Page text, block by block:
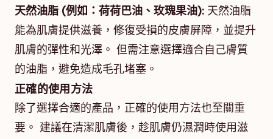
天然油脂 (例如：荷荷巴油、玫瑰果油): 天然油脂
能為肌膚提供滋養，修復受損的皮膚屏障，並提升
肌膚的彈性和光澤。 但需注意選擇適合自己膚質
的油脂，避免造成毛孔堵塞。
正確的使用方法
除了選擇合適的產品，正確的使用方法也至關重
要。 建議在清潔肌膚後，趁肌膚仍濕潤時使用滋